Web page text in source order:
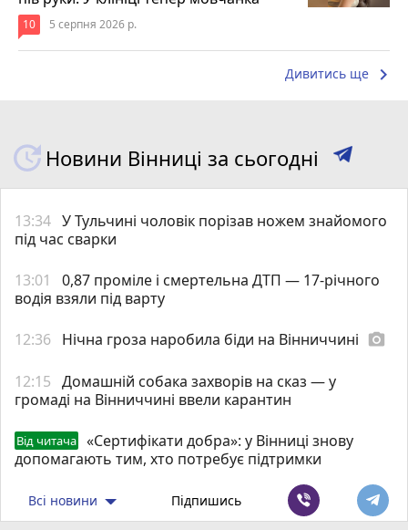
10 5 серпня 2026 р.
Дивитись ще keyboard_arrow_right
Новини Вінниці за сьогодні
13:34 У Тульчині чоловік порізав ножем знайомого
під час сварки
13:01
0,87 проміле і смертельна ДТП — 17-річного
водія взяли під варту
12:36 Нічна гроза наробила біди на Вінниччині photo_camera
12:15 Домашній собака захворів на сказ — у
громаді на Вінниччині ввели карантин
Від читача
«Сертифікати добра»: у Вінниці знову
допомагають тим, хто потребує підтримки
Всі новини Підпишись